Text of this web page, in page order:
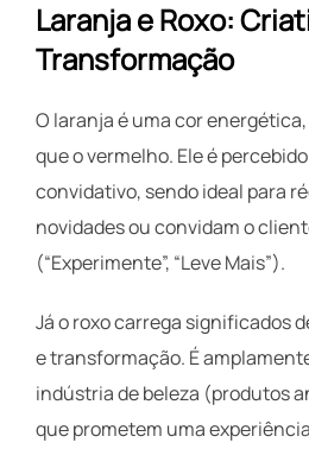
Laranja e Roxo:
Transformação
O laranja é uma cor
que o vermelho. Ele é
convidativo, sendo ideal para
novidades ou convidam o
(“Experimente”, “Leve Mais”).
Já o roxo carrega significados
e transformação. É
indústria de beleza (produtos
que prometem uma